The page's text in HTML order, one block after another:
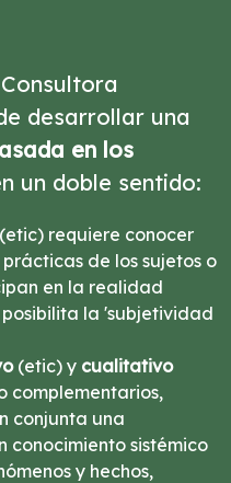
desarrollar una
en los
un doble sentido:
(etic) requiere conocer
de los sujetos o
en la realidad
la 'subjetividad
(etic) y cualitativo
complementarios,
conjunta una
conocimiento sistémico
y hechos,